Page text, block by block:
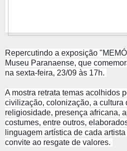
Repercutindo a exposição
Museu Paranaense, que
na sexta-feira, 23/09 às 17h.
A mostra retrata temas acolhidos
civilização, colonização, a cultura
religiosidade, presença africana,
costumes, entre outros,
linguagem artística de cada
convite ao resgate de valores.